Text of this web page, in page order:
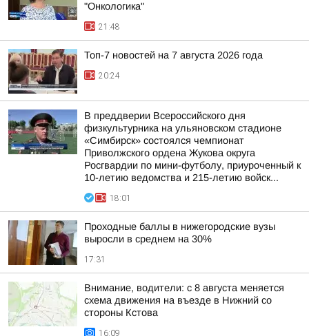
"Онкологика"
21:48
Топ-7 новостей на 7 августа 2026 года
20:24
В преддверии Всероссийского дня
физкультурника на ульяновском стадионе
«Симбирск» состоялся чемпионат
Приволжского ордена Жукова округа
Росгвардии по мини-футболу, приуроченный к
10-летию ведомства и 215-летию войск...
18:01
Проходные баллы в нижегородские вузы
выросли в среднем на 30%
17:31
Внимание, водители: с 8 августа меняется
схема движения на въезде в Нижний со
стороны Кстова
16:09